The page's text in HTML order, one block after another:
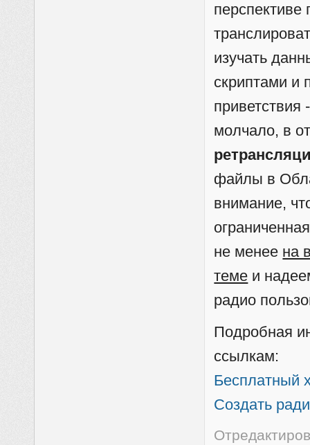
изучать
скриптами и
молчало, в
файлы в
внимание,
не менее на
теме и
радио
Подробная
ссылкам:
Бесплатный
Создать